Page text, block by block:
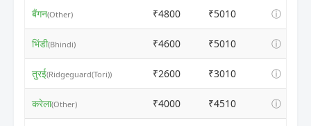
बैंगन(Other) ₹4800 ₹5010 ⓘ
भिंडी(Bhindi) ₹4600 ₹5010 ⓘ
तुरई(Ridgeguard(Tori)) ₹2600 ₹3010 ⓘ
करेला(Other) ₹4000 ₹4510 ⓘ